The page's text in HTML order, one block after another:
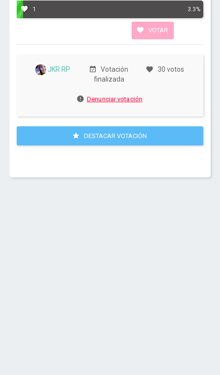
1 3.3%
VOTAR
JKR RP
Votación
finalizada
30 votos
Denunciar votación
DESTACAR VOTACIÓN